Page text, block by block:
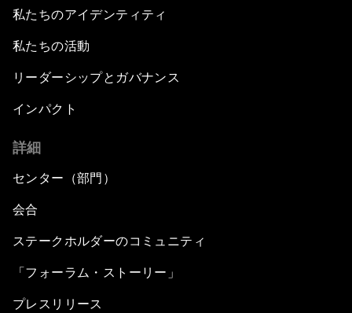
私たちのアイデンティティ
私たちの活動
リーダーシップとガバナンス
インパクト
詳細
センター（部門）
会合
ステークホルダーのコミュニティ
「フォーラム・ストーリー」
プレスリリース